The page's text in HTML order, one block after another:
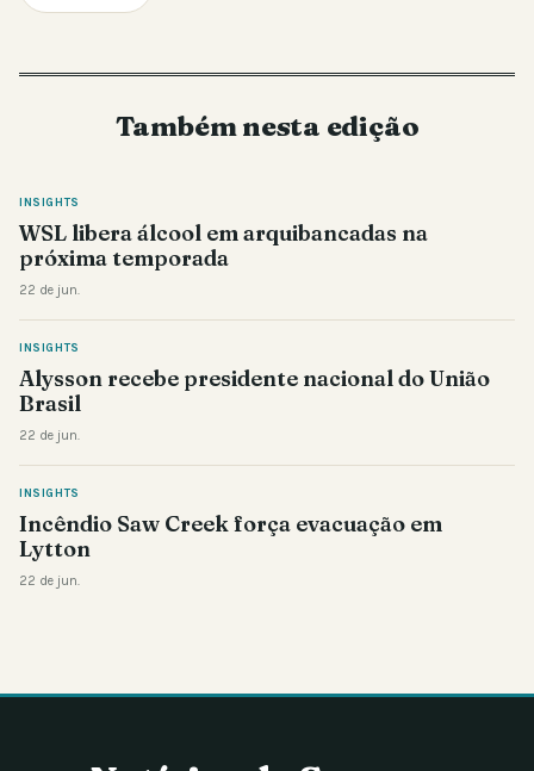
Também nesta edição
INSIGHTS
WSL libera álcool em arquibancadas na
próxima temporada
22 de jun.
INSIGHTS
Alysson recebe presidente nacional do União
Brasil
22 de jun.
INSIGHTS
Incêndio Saw Creek força evacuação em
Lytton
22 de jun.